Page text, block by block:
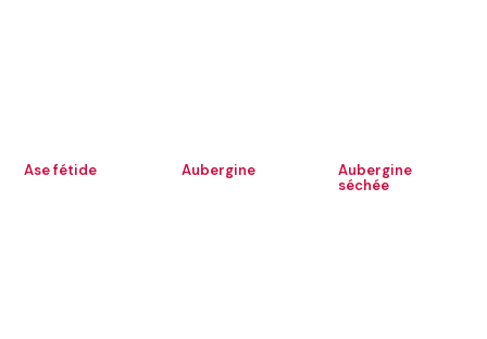
Ase fétide Aubergine
Aubergine
séchée